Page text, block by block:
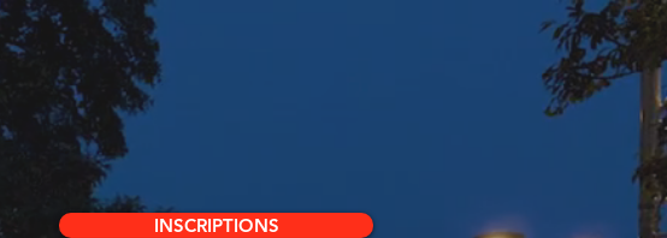
INSCRIPTIONS